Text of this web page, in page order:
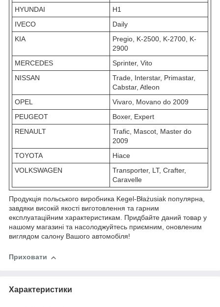
HYUNDAI
H1
IVECO
Daily
KIA
Pregio, K-2500, K-2700, K-
2900
MERCEDES
Sprinter, Vito
NISSAN
Trade, Interstar, Primastar,
Cabstar, Atleon
OPEL
Vivaro, Movano do 2009
PEUGEOT
Boxer, Expert
RENAULT
Trafic, Mascot, Master do
2009
TOYOTA
Hiace
VOLKSWAGEN
Transporter, LT, Crafter,
Caravelle
Продукція польського виробника Kegel-Błażusiak популярна,
завдяки високій якості виготовлення та гарним
експлуатаційним характеристикам. Придбайте даний товар у
нашому магазині та насолоджуйтесь приємним, оновленим
виглядом салону Вашого автомобіля!
Приховати
Характеристики